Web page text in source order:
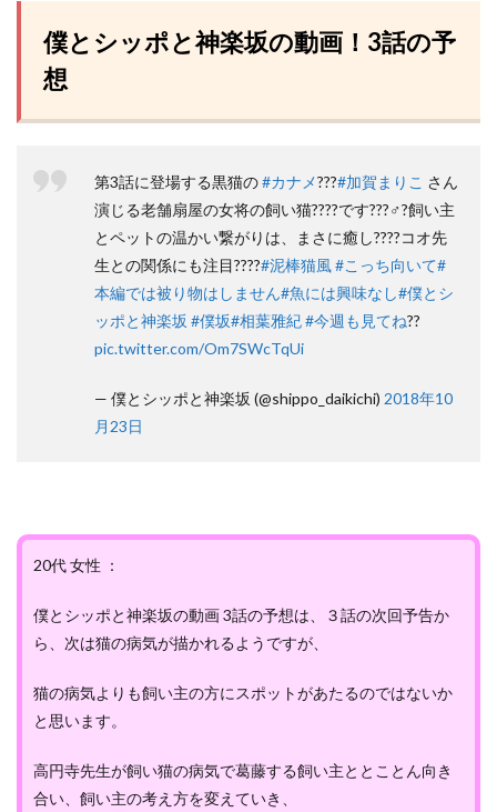
僕とシッポと神楽坂の動画！3話の予
想
第3話に登場する黒猫の#カナメ???#加賀まりこ さん
演じる老舗扇屋の女将の飼い猫????です???♂?飼い主
とペットの温かい繋がりは、まさに癒し????コオ先
生との関係にも注目????#泥棒猫風#こっち向いて#
本編では被り物はしません#魚には興味なし#僕とシ
ッポと神楽坂 #僕坂#相葉雅紀#今週も見てね??
pic.twitter.com/Om7SWcTqUi
— 僕とシッポと神楽坂 (@shippo_daikichi) 2018年10
月23日
20代 女性 ：
僕とシッポと神楽坂の動画 3話の予想は、３話の次回予告か
ら、次は猫の病気が描かれるようですが、
猫の病気よりも飼い主の方にスポットがあたるのではないか
と思います。
高円寺先生が飼い猫の病気で葛藤する飼い主ととことん向き
合い、飼い主の考え方を変えていき、